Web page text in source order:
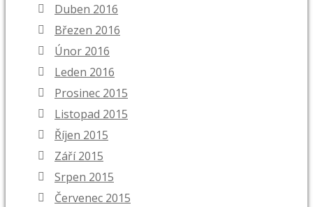
Duben 2016
Březen 2016
Únor 2016
Leden 2016
Prosinec 2015
Listopad 2015
Říjen 2015
Září 2015
Srpen 2015
Červenec 2015